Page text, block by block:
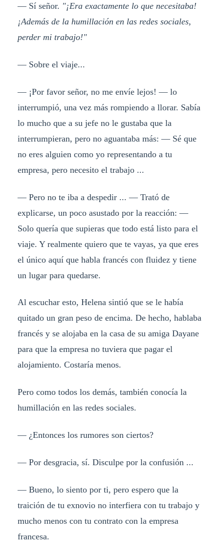
— Sí señor. "¡Era exactamente lo que necesitaba!
¡Además de la humillación en las redes sociales,
perder mi trabajo!"
— Sobre el viaje...
— ¡Por favor señor, no me envíe lejos! — lo
interrumpió, una vez más rompiendo a llorar. Sabía
lo mucho que a su jefe no le gustaba que la
interrumpieran, pero no aguantaba más: — Sé que
no eres alguien como yo representando a tu
empresa, pero necesito el trabajo ...
— Pero no te iba a despedir ... — Trató de
explicarse, un poco asustado por la reacción: —
Solo quería que supieras que todo está listo para el
viaje. Y realmente quiero que te vayas, ya que eres
el único aquí que habla francés con fluidez y tiene
un lugar para quedarse.
Al escuchar esto, Helena sintió que se le había
quitado un gran peso de encima. De hecho, hablaba
francés y se alojaba en la casa de su amiga Dayane
para que la empresa no tuviera que pagar el
alojamiento. Costaría menos.
Pero como todos los demás, también conocía la
humillación en las redes sociales.
— ¿Entonces los rumores son ciertos?
— Por desgracia, sí. Disculpe por la confusión ...
— Bueno, lo siento por ti, pero espero que la
traición de tu exnovio no interfiera con tu trabajo y
mucho menos con tu contrato con la empresa
francesa.